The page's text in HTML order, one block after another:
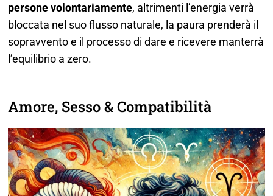
persone volontariamente, altrimenti l’energia verrà
bloccata nel suo flusso naturale, la paura prenderà il
sopravvento e il processo di dare e ricevere manterrà
l’equilibrio a zero.
Amore, Sesso & Compatibilità